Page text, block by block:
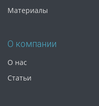
Материалы
О компании
О нас
Статьи